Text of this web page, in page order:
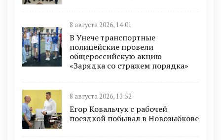
8 августа 2026, 14:01
В Унече транспортные
полицейские провели
общероссийскую акцию
«Зарядка со стражем порядка»
8 августа 2026, 13:52
Егор Ковальчук с рабочей
поездкой побывал в Новозыбкове